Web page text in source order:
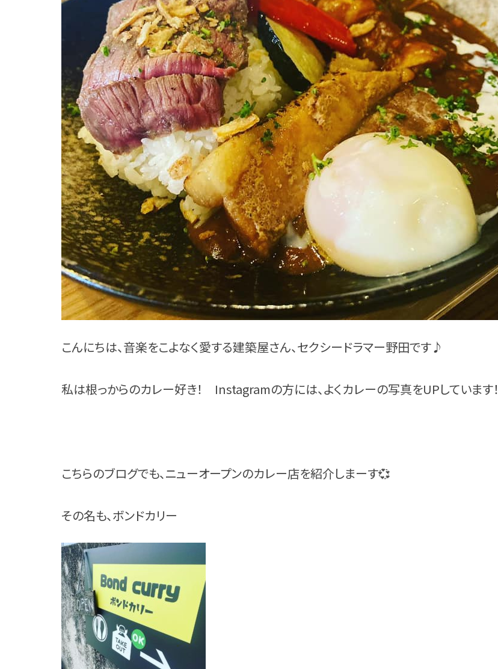
こんにちは、音楽をこよなく愛する建築屋さん、セクシードラマー野田です♪
私は根っからのカレー好き！ Instagramの方には、よくカレーの写真をUPしています！
こちらのブログでも、ニューオープンのカレー店を紹介しまーす💞
その名も、ボンドカリー